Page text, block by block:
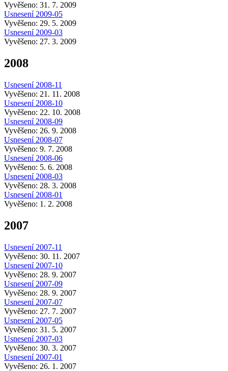
Vyvěšeno: 31. 7. 2009
Usnesení 2009-05
Vyvěšeno: 29. 5. 2009
Usnesení 2009-03
Vyvěšeno: 27. 3. 2009
2008
Usnesení 2008-11
Vyvěšeno: 21. 11. 2008
Usnesení 2008-10
Vyvěšeno: 22. 10. 2008
Usnesení 2008-09
Vyvěšeno: 26. 9. 2008
Usnesení 2008-07
Vyvěšeno: 9. 7. 2008
Usnesení 2008-06
Vyvěšeno: 5. 6. 2008
Usnesení 2008-03
Vyvěšeno: 28. 3. 2008
Usnesení 2008-01
Vyvěšeno: 1. 2. 2008
2007
Usnesení 2007-11
Vyvěšeno: 30. 11. 2007
Usnesení 2007-10
Vyvěšeno: 28. 9. 2007
Usnesení 2007-09
Vyvěšeno: 28. 9. 2007
Usnesení 2007-07
Vyvěšeno: 27. 7. 2007
Usnesení 2007-05
Vyvěšeno: 31. 5. 2007
Usnesení 2007-03
Vyvěšeno: 30. 3. 2007
Usnesení 2007-01
Vyvěšeno: 26. 1. 2007